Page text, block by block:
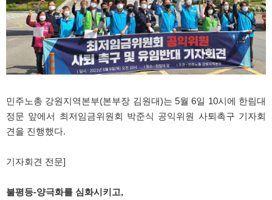
민주노총 강원지역본부(본부장 김원대)는 5월 6일 10시에 한림대
정문 앞에서 최저임금위원회 박준식 공익위원 사퇴촉구 기자회
견을 진행했다.
기자회견 전문]
불평등-양극화를 심화시키고,